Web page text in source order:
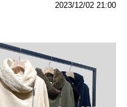
2023/12/02 21:00